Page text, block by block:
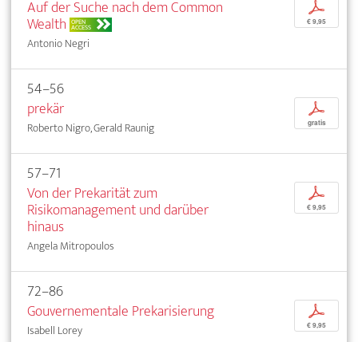
Auf der Suche nach dem Common
Wealth OPEN
ACCESS
Antonio Negri
p
€ 9,95
54–56
prekär
Roberto Nigro, Gerald Raunig
p
gratis
57–71
Von der Prekarität zum
Risikomanagement und darüber
hinaus
Angela Mitropoulos
p
€ 9,95
72–86
Gouvernementale Prekarisierung
Isabell Lorey
p
€ 9,95